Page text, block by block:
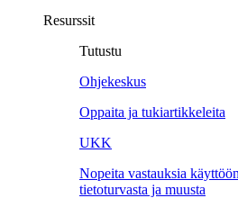
Resurssit
Tutustu
Ohjekeskus
Oppaita ja tukiartikkeleita
UKK
Nopeita vastauksia
tietoturvasta ja muusta